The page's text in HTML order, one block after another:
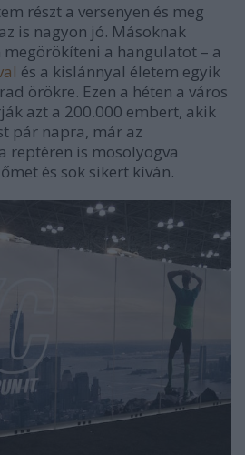
részt a versenyen és meg
is nagyon jó. Másoknak
megörökíteni a hangulatot – a
és a kislánnyal életem egyik
örökre. Ezen a héten a város
azt a 200.000 embert, akik
pár napra, már az
reptéren is mosolyogva
és sok sikert kíván.